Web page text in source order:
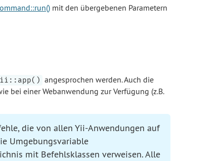
mit den übergebenen Parametern
angesprochen werden. Auch die
bei einer Webanwendung zur Verfügung (z.B.
die von allen Yii-Anwendungen auf
Umgebungsvariable
mit Befehlsklassen verweisen. Alle